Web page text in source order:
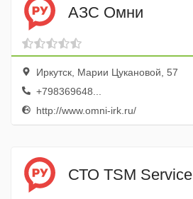
АЗС Омни
Иркутск, Марии Цукановой, 57
+798369648...
http://www.omni-irk.ru/
СТО TSM Service